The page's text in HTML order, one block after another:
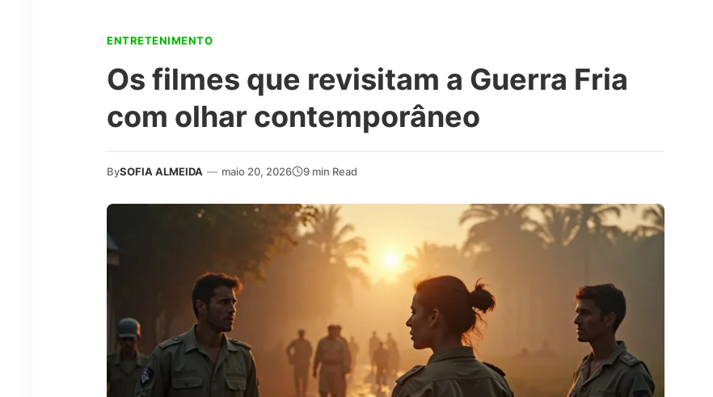
ENTRETENIMENTO
Os filmes que revisitam a Guerra Fria
com olhar contemporâneo
BySOFIA ALMEIDA — maio 20, 2026 9 min Read